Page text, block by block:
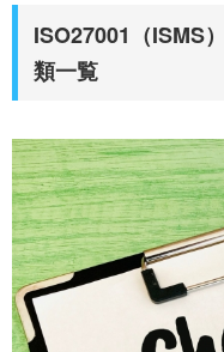
ISO27001（ISMS
類一覧